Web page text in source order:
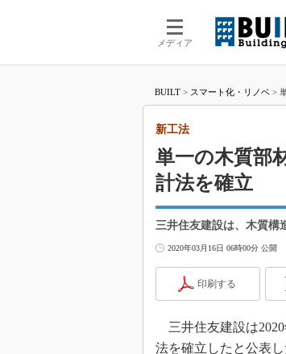
メディア
BUILT > スマート化・リノベ >
単一の木質部
計法を確立
新工法
三井住友建設は、木質構
2020年03月16日 06時00分 公開
印刷する
三井住友建設は2020
法を確立したと公表